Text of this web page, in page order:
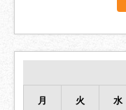
月 火 水